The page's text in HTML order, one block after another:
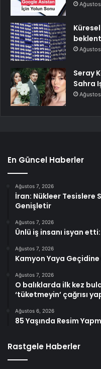
Seray
Sahra
En Güncel Haberler
Ağustos 7, 2026
İran: Nükleer Tesislere
Genişletir
Ağustos 7, 2026
Ünlü iş insanı isyan etti:
Ağustos 7, 2026
Kamyon Yaya Geçidine
Ağustos 7, 2026
O balıklarda ilk kez
‘tüketmeyin’ çağrısı
Ağustos 6, 2026
85 Yaşında Resim
Rastgele Haberler